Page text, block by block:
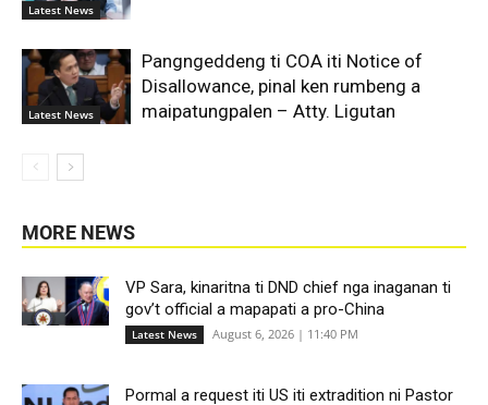
Latest News
Latest News
Pangngeddeng ti COA iti Notice of
Disallowance, pinal ken rumbeng a
maipatungpalen – Atty. Ligutan
MORE NEWS
VP Sara, kinaritna ti DND chief nga inaganan ti
gov’t official a mapapati a pro-China
Latest News August 6, 2026 | 11:40 PM
Pormal a request iti US iti extradition ni Pastor